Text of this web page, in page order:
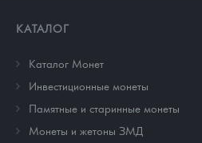
КАТАЛОГ
Каталог Монет
Инвестиционные монеты
Памятные и старинные монеты
Монеты и жетоны ЗМД